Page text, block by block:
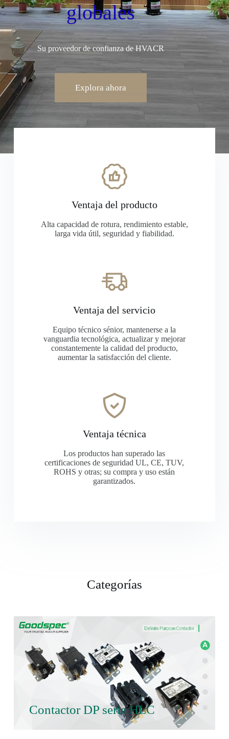
globales
Su proveedor de confianza de HVACR
Explora ahora
Ventaja del producto
Alta capacidad de rotura, rendimiento estable,
larga vida útil, seguridad y fiabilidad.
Ventaja del servicio
Equipo técnico sénior, mantenerse a la
vanguardia tecnológica, actualizar y mejorar
constantemente la calidad del producto,
aumentar la satisfacción del cliente.
Ventaja técnica
Los productos han superado las
certificaciones de seguridad UL, CE, TUV,
ROHS y otras; su compra y uso están
garantizados.
Categorías
Contactor DP serie HLC